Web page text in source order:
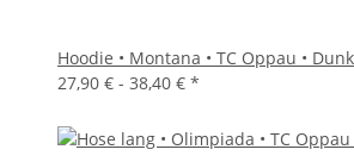
Hoodie • Montana • TC Oppau •
27,90 € - 38,40 € *